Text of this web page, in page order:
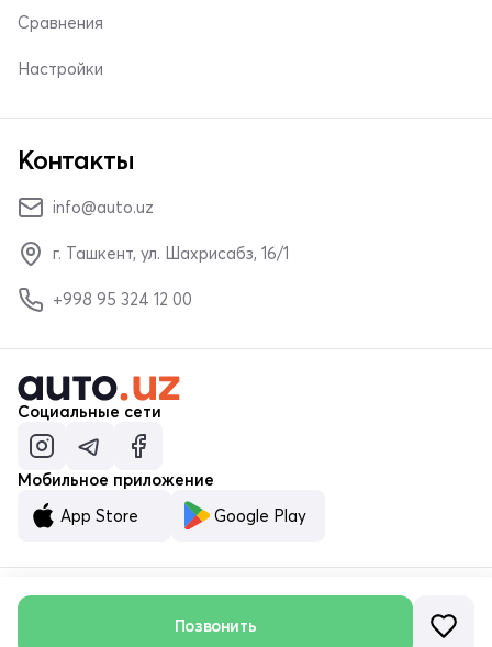
Позвонить
Сравнения
Настройки
Контакты
info@auto.uz
г. Ташкент, ул. Шахрисабз, 16/1
+998 95 324 12 00
Социальные сети
Мобильное приложение
App Store
Google Play
© ООО «MALUMOTNOMA» 2023–2026